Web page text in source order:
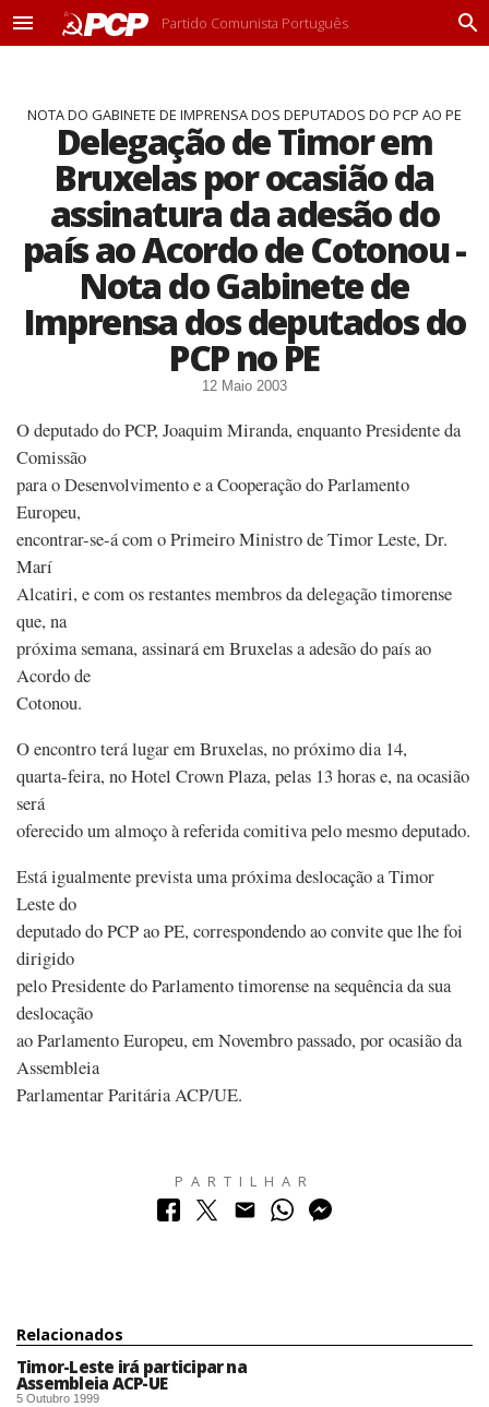
M
u
Partido Comunista Português
P
NOTA DO GABINETE DE IMPRENSA DOS DEPUTADOS DO PCP AO PE
Delegação de Timor em
Bruxelas por ocasião da
assinatura da adesão do
país ao Acordo de Cotonou -
Nota do Gabinete de
Imprensa dos deputados do
PCP no PE
12 Maio 2003
O deputado do PCP, Joaquim Miranda, enquanto Presidente da
Comissão
para o Desenvolvimento e a Cooperação do Parlamento
Europeu,
encontrar-se-á com o Primeiro Ministro de Timor Leste, Dr.
Marí
Alcatiri, e com os restantes membros da delegação timorense
que, na
próxima semana, assinará em Bruxelas a adesão do país ao
Acordo de
Cotonou.
O encontro terá lugar em Bruxelas, no próximo dia 14,
quarta-feira, no Hotel Crown Plaza, pelas 13 horas e, na ocasião
será
oferecido um almoço à referida comitiva pelo mesmo deputado.
Está igualmente prevista uma próxima deslocação a Timor
Leste do
deputado do PCP ao PE, correspondendo ao convite que lhe foi
dirigido
pelo Presidente do Parlamento timorense na sequência da sua
deslocação
ao Parlamento Europeu, em Novembro passado, por ocasião da
Assembleia
Parlamentar Paritária ACP/UE.
PARTILHAR
Relacionados
Timor-Leste irá participar na
Assembleia ACP-UE
5 Outubro 1999